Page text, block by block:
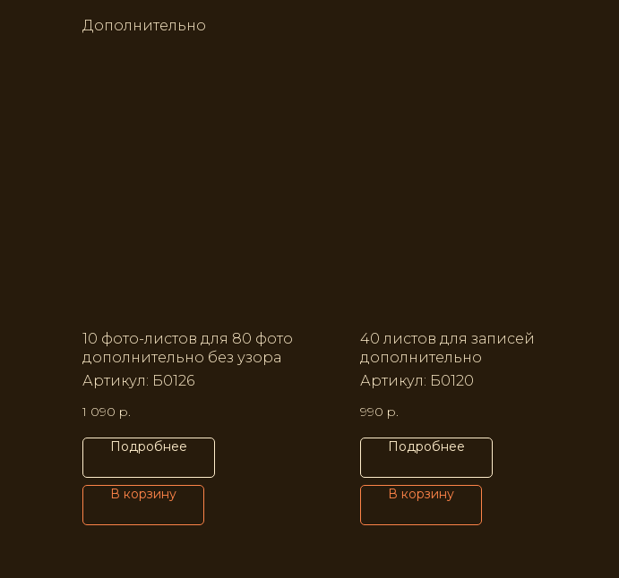
Дополнительно
10 фото-листов для 80 фото
дополнительно без узора
Артикул: Б0126
1 090 р.
Подробнее
В корзину
40 листов для записей
дополнительно
Артикул: Б0120
990 р.
Подробнее
В корзину